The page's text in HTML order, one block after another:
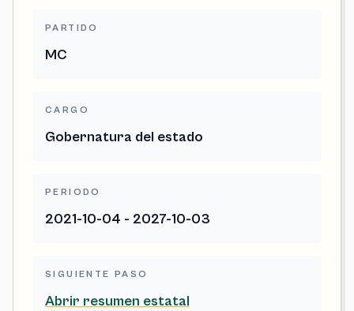
PARTIDO
MC
CARGO
Gobernatura del estado
PERIODO
2021-10-04 - 2027-10-03
SIGUIENTE PASO
Abrir resumen estatal